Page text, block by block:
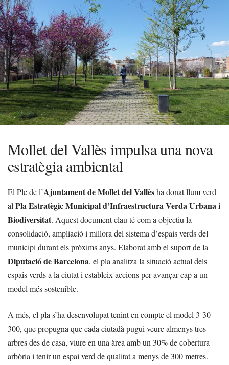
Mollet del Vallès impulsa una nova
estratègia ambiental
El Ple de l’Ajuntament de Mollet del Vallèsha donat llum verd
al Pla Estratègic Municipal d’Infraestructura Verda Urbana i
Biodiversitat. Aquest document clau té com a objectiu la
consolidació, ampliació i millora del sistema d’espais verds del
municipi durant els pròxims anys. Elaborat amb el suport de la
Diputació de Barcelona, el pla analitza la situació actual dels
espais verds a la ciutat i estableix accions per avançar cap a un
model més sostenible.
A més, el pla s’ha desenvolupat tenint en compte el model 3-30-
300, que propugna que cada ciutadà pugui veure almenys tres
arbres des de casa, viure en una àrea amb un 30% de cobertura
arbòria i tenir un espai verd de qualitat a menys de 300 metres.